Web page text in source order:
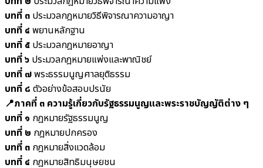
บทที่ ๓ ประมวลกฎหมายวิธีพิจารณาความอาญา
บทที่ ๔ พยานหลักฐาน
บทที่ ๕ ประมวลกฎหมายอาญา
บทที่ ๖ ประมวลกฎหมายแพ่งและพาณิชย์
บทที่ ๗พระธรรมนูญศาลยุติธรรม
บทที่ ๘ ตัวอย่างข้อสอบปรนัย
📍ภาคที่ ๓ ความรู้เกี่ยวกับรัฐธรรมนูญและพระราชบัญญัติต่าง ๆ
บทที่ ๑ กฎหมายรัฐธรรมนูญ
บทที่ ๒ กฎหมายปกครอง
บทที่ ๓ กฎหมายสิ่งแวดล้อม
บทที่ ๔ กฎหมายสิทธิมนุษยชน